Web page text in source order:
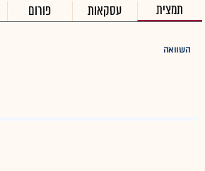
תמצית עסקאות פורום
השוואה